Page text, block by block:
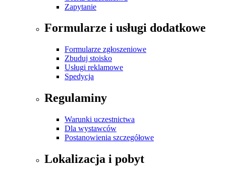
Zapytanie
Formularze i usługi dodatkowe
Formularze zgłoszeniowe
Zbuduj stoisko
Usługi reklamowe
Spedycja
Regulaminy
Warunki uczestnictwa
Dla wystawców
Postanowienia szczegółowe
Lokalizacja i pobyt